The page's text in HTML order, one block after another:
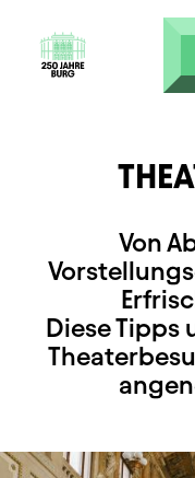
Direkt zum
Von
Diese Tipps